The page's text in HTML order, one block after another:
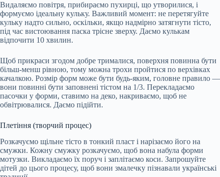
Видаляємо повітря, прибираємо пухирці, що утворилися, і
формуємо ідеальну кульку. Важливий момент: не перетягуйте
кульку надто сильно, оскільки, якщо надмірно затягнути тісто,
під час вистоювання паска трісне зверху. Даємо кулькам
відпочити 10 хвилин.
Щоб прикраси згодом добре трималися, поверхня повинна бути
більш-менш рівною, тому можна трохи пройтися по верхівках
качалкою. Розмір форм може бути будь-яким, головне правило —
вони повинні бути заповнені тістом на 1/3. Перекладаємо
пасочки у форми, ставимо на деко, накриваємо, щоб не
обвітрювалися. Даємо підійти.
Плетіння (творчий процес)
Розкачуємо щільне тісто в тонкий пласт і нарізаємо його на
смужки. Кожну смужку розкачуємо, щоб вона набула форми
мотузки. Викладаємо їх поруч і заплітаємо коси. Запрошуйте
дітей до цього процесу, щоб вони змалечку пізнавали українські